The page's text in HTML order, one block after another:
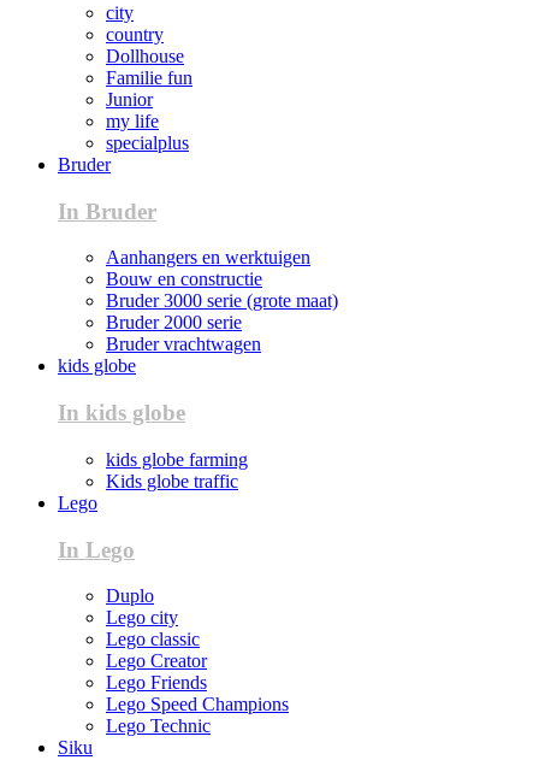
city
country
Dollhouse
Familie fun
Junior
my life
specialplus
Bruder
In Bruder
Aanhangers en werktuigen
Bouw en constructie
Bruder 3000 serie (grote maat)
Bruder 2000 serie
Bruder vrachtwagen
kids globe
In kids globe
kids globe farming
Kids globe traffic
Lego
In Lego
Duplo
Lego city
Lego classic
Lego Creator
Lego Friends
Lego Speed Champions
Lego Technic
Siku